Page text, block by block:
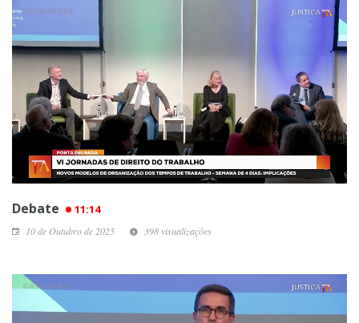
Debate 11:14
10 de Outubro de 2025 398 visualizações